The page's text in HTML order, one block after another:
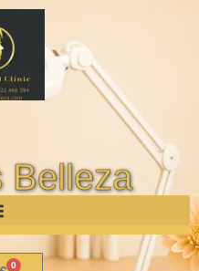
Belleza
0